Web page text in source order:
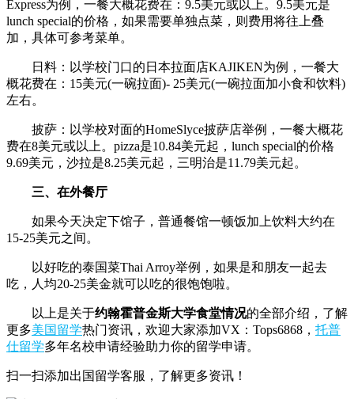
Express为例，一餐大概花费在：9.5美元或以上。9.5美元是
lunch special的价格，如果需要单独点菜，则费用将往上叠
加，具体可参考菜单。
日料：以学校门口的日本拉面店KAJIKEN为例，一餐大
概花费在：15美元(一碗拉面)- 25美元(一碗拉面加小食和饮料)
左右。
披萨：以学校对面的HomeSlyce披萨店举例，一餐大概花
费在8美元或以上。pizza是10.84美元起，lunch special的价格
9.69美元，沙拉是8.25美元起，三明治是11.79美元起。
三、在外餐厅
如果今天决定下馆子，普通餐馆一顿饭加上饮料大约在
15-25美元之间。
以好吃的泰国菜Thai Arroy举例，如果是和朋友一起去
吃，人均20-25美金就可以吃的很饱饱啦。
以上是关于约翰霍普金斯大学食堂情况的全部介绍，了解
更多美国留学热门资讯，欢迎大家添加VX：Tops6868， 托普
仕留学多年名校申请经验助力你的留学申请。
扫一扫添加出国留学客服，了解更多资讯！